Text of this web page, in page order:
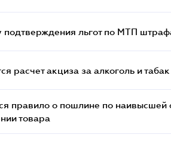
подтверждения льгот по МТП
расчет акциза за алкоголь и
правило о пошлине по
товара